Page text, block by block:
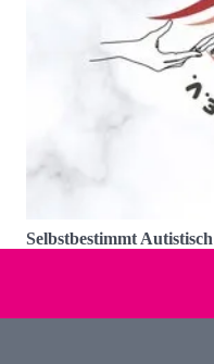
Selbstbestimmt Autistisch